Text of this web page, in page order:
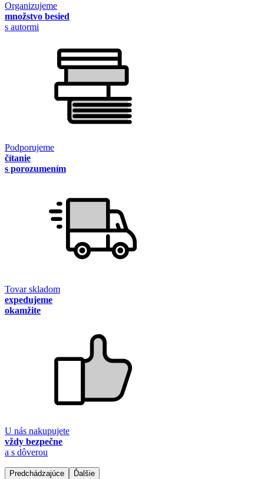
Organizujeme
množstvo besied
s autormi
Podporujeme
čítanie
s porozumením
Tovar skladom
expedujeme
okamžite
U nás nakupujete
vždy bezpečne
a s dôverou
Predchádzajúce Ďalšie